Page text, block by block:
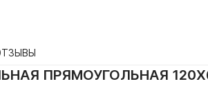
ПРЯМОУГОЛЬНАЯ